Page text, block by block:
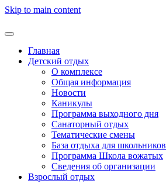
Skip to main content
Главная
Детский отдых
О комплексе
Общая информация
Новости
Каникулы
Программа выходного дня
Санаторный отдых
Тематические смены
База отдыха для школьников
Программа Школа вожатых
Cведения об организации
Взрослый отдых